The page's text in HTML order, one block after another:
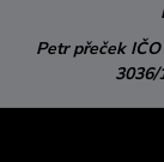
Petr přeček
3036/